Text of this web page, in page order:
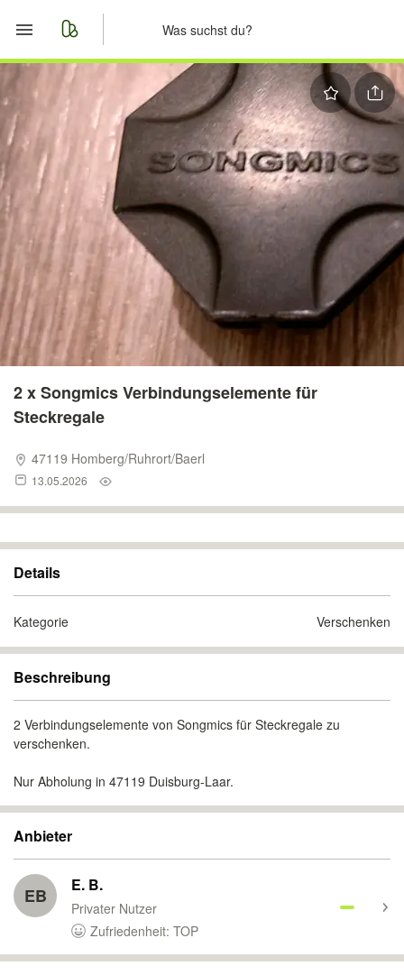
Start
Merkliste
Nachrichten
Anzeige aufgeben
2 x Songmics Verbindungselemente für
Steckregale
47119 Homberg/Ruhrort/Baerl
13.05.2026
Details
Kategorie Verschenken
Beschreibung
2 Verbindungselemente von Songmics für Steckregale zu
verschenken.
Nur Abholung in 47119 Duisburg-Laar.
Anbieter
EB E. B.
Privater Nutzer
Zufriedenheit: TOP